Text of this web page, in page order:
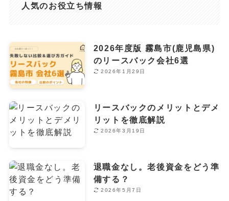
人気のお役立ち情報
2026年度版 霧島市(鹿児島県)
のリースバック会社6選
2026年1月29日
リースバックのメリットとデメ
リットを徹底解説
2026年3月19日
退職金なし。老後資金をどう準
備する？
2026年5月7日